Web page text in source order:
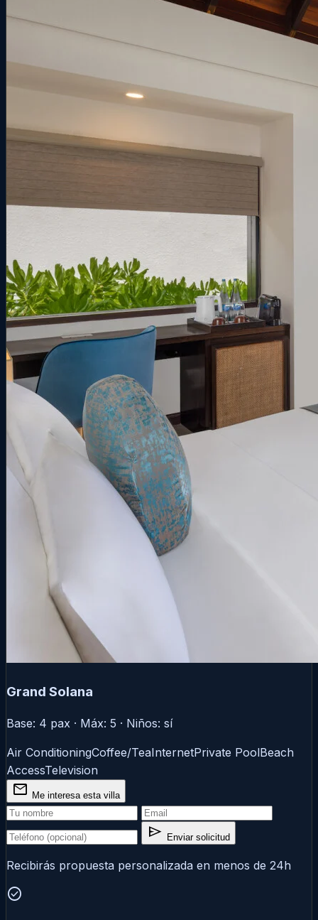
Grand Solana
Base: 4 pax · Máx: 5 · Niños: sí
Air ConditioningCoffee/TeaInternetPrivate PoolBeach
AccessTelevision
mail Me interesa esta villa
send Enviar solicitud
Recibirás propuesta personalizada en menos de 24h
check_circle